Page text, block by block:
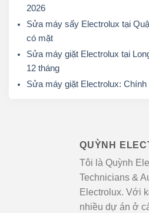
2026
Sửa máy sấy Electrolux tại
có mặt
Sửa máy giặt Electrolux tại
12 tháng
Sửa máy giặt Electrolux:
QUỲNH
Tôi là Quỳnh
Technicians &
Electrolux. Với
nhiều dự án ở